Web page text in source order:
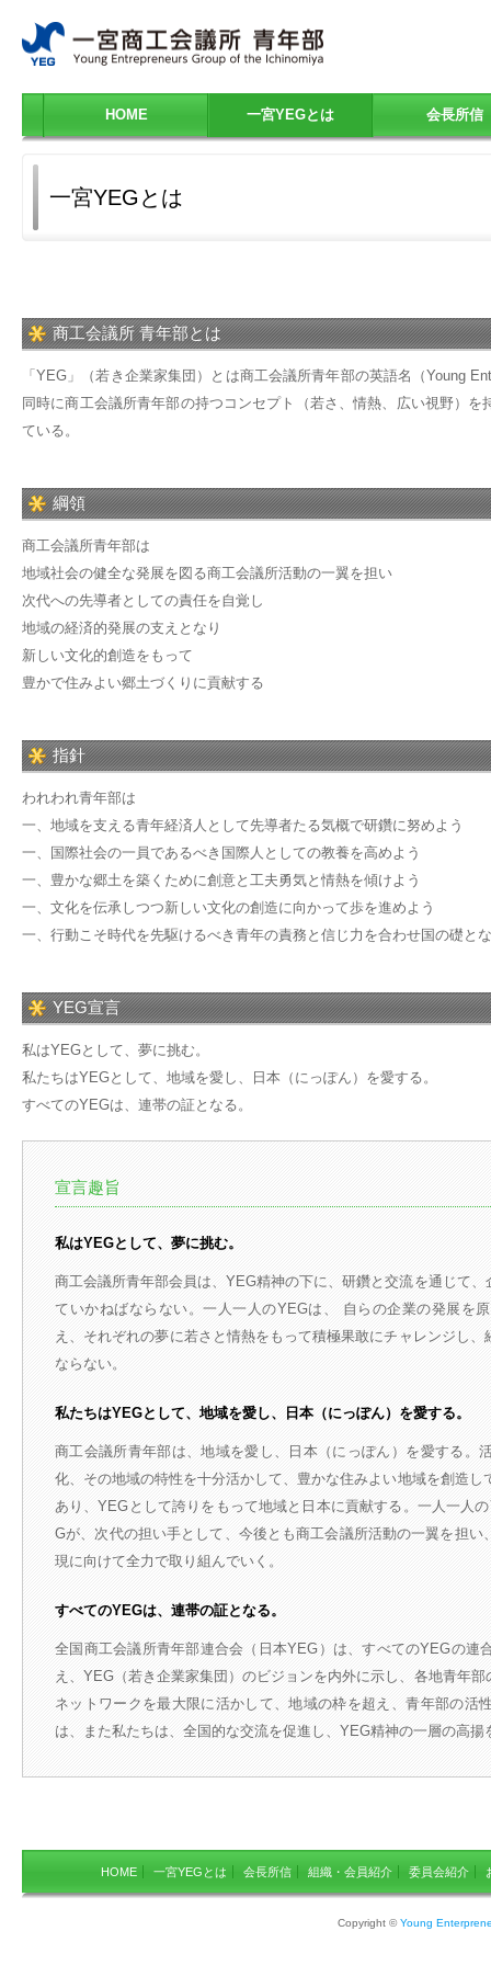
HOME 一宮YEGとは 会長所信
一宮YEGとは
商工会議所 青年部とは
「YEG」（若き企業家集団）とは商工会議所青年部の英語名（Young
同時に商工会議所青年部の持つコンセプト（若さ、情熱、広い視野）
ている。
綱領
商工会議所青年部は
地域社会の健全な発展を図る商工会議所活動の一翼を担い
次代への先導者としての責任を自覚し
地域の経済的発展の支えとなり
新しい文化的創造をもって
豊かで住みよい郷土づくりに貢献する
指針
われわれ青年部は
一、地域を支える青年経済人として先導者たる気概で研鑽に努めよう
一、国際社会の一員であるべき国際人としての教養を高めよう
一、豊かな郷土を築くために創意と工夫勇気と情熱を傾けよう
一、文化を伝承しつつ新しい文化の創造に向かって歩を進めよう
一、行動こそ時代を先駆けるべき青年の責務と信じ力を合わせ国の礎と
YEG宣言
私はYEGとして、夢に挑む。
私たちはYEGとして、地域を愛し、日本（にっぽん）を愛する。
すべてのYEGは、連帯の証となる。
宣言趣旨
私はYEGとして、夢に挑む。
商工会議所青年部会員は、YEG精神の下に、研鑽と交流を通じて
ていかねばならない。一人一人のYEGは、 自らの企業の発展を
え、それぞれの夢に若さと情熱をもって積極果敢にチャレンジし
ならない。
私たちはYEGとして、地域を愛し、日本（にっぽん）を愛する。
商工会議所青年部は、地域を愛し、日本（にっぽん）を愛する。
化、その地域の特性を十分活かして、豊かな住みよい地域を創造
あり、YEGとして誇りをもって地域と日本に貢献する。一人一人
Gが、次代の担い手として、今後とも商工会議所活動の一翼を担
現に向けて全力で取り組んでいく。
すべてのYEGは、連帯の証となる。
全国商工会議所青年部連合会（日本YEG）は、すべてのYEGの連
え、YEG（若き企業家集団）のビジョンを内外に示し、各地青年
ネットワークを最大限に活かして、地域の枠を超え、青年部の活
は、また私たちは、全国的な交流を促進し、YEG精神の一層の高揚
HOME 一宮YEGとは 会長所信 組織・会員紹介 委員会紹介
Copyright ©Young